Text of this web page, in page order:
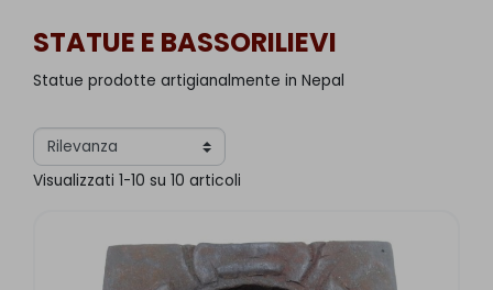
STATUE E BASSORILIEVI
Statue prodotte artigianalmente in Nepal
Visualizzati 1-10 su 10 articoli